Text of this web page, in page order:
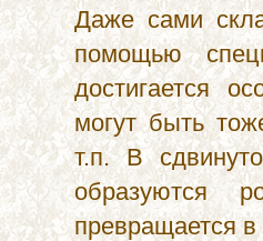
Даже сами
помощью
достигается
могут быть
т.п. В
образуются
превращается в